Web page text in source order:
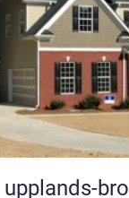
bro så hittar